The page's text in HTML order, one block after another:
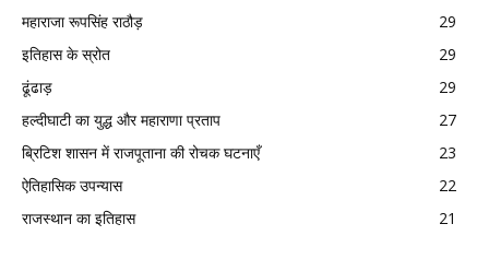
महाराजा रूपसिंह राठौड़
29
इतिहास के स्रोत
29
ढूंढाड़
29
हल्दीघाटी का युद्ध और महाराणा प्रताप
27
ब्रिटिश शासन में राजपूताना की रोचक घटनाएँ
23
ऐतिहासिक उपन्यास
22
राजस्थान का इतिहास
21